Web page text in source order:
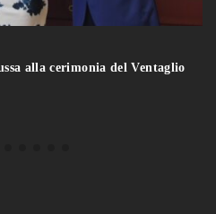
alla cerimonia del Ventaglio